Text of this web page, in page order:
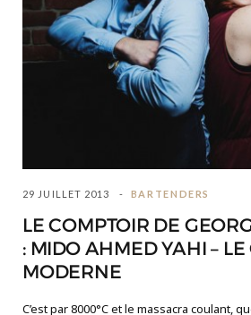
29 JUILLET 2013 BARTENDERS
LE COMPTOIR DE
: MIDO AHMED YAHI – LE
MODERNE
C’est par 8000°C et le massacra coulant,